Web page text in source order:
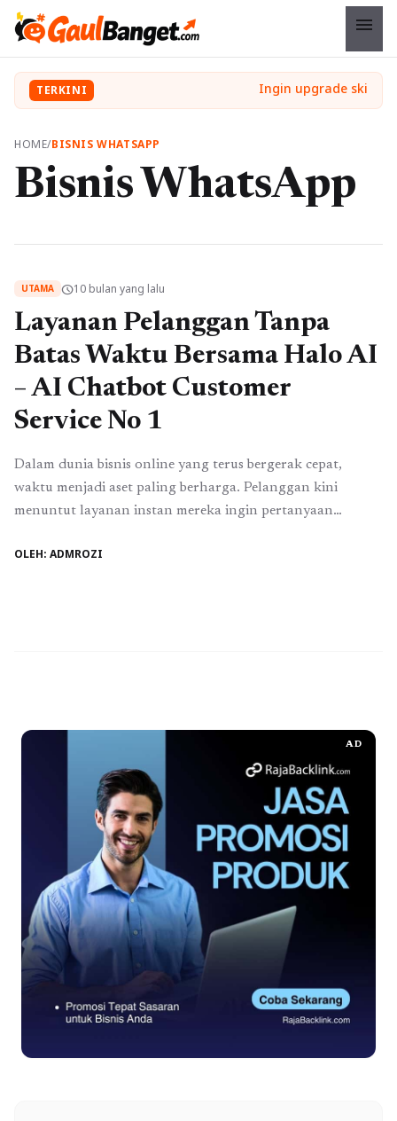
menu
TERKINI
HOME/BISNIS WHATSAPP
Bisnis WhatsApp
UTAMA schedule10 bulan yang lalu
Layanan Pelanggan Tanpa
Batas Waktu Bersama Halo AI
– AI Chatbot Customer
Service No 1
Dalam dunia bisnis online yang terus bergerak cepat,
waktu menjadi aset paling berharga. Pelanggan kini
menuntut layanan instan mereka ingin pertanyaan
dan solusi diberikan kapan pun dibutuhkan, bahkan di
OLEH: ADMROZI
AD